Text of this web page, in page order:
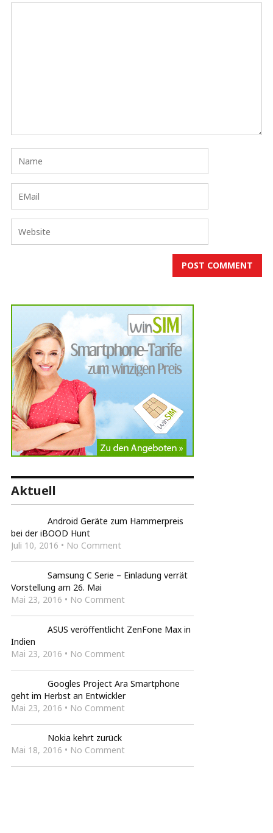
Aktuell
Android Geräte zum Hammerpreis
bei der iBOOD Hunt
Juli 10, 2016 • No Comment
Samsung C Serie – Einladung verrät
Vorstellung am 26. Mai
Mai 23, 2016 • No Comment
ASUS veröffentlicht ZenFone Max in
Indien
Mai 23, 2016 • No Comment
Googles Project Ara Smartphone
geht im Herbst an Entwickler
Mai 23, 2016 • No Comment
Nokia kehrt zurück
Mai 18, 2016 • No Comment